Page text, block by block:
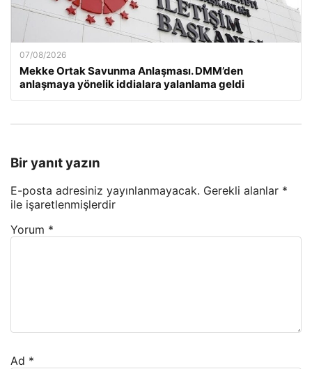
07/08/2026
Mekke Ortak Savunma Anlaşması. DMM’den
anlaşmaya yönelik iddialara yalanlama geldi
Bir yanıt yazın
E-posta adresiniz yayınlanmayacak. Gerekli alanlar *
ile işaretlenmişlerdir
Yorum *
Ad *